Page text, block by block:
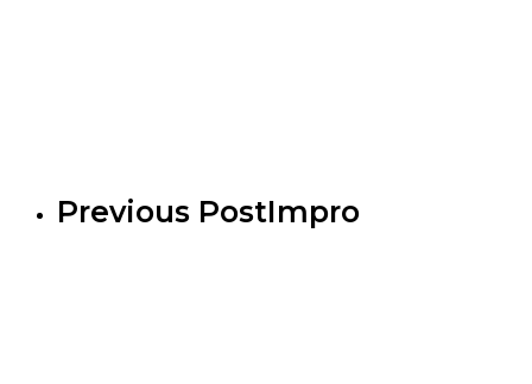
Previous PostImpro